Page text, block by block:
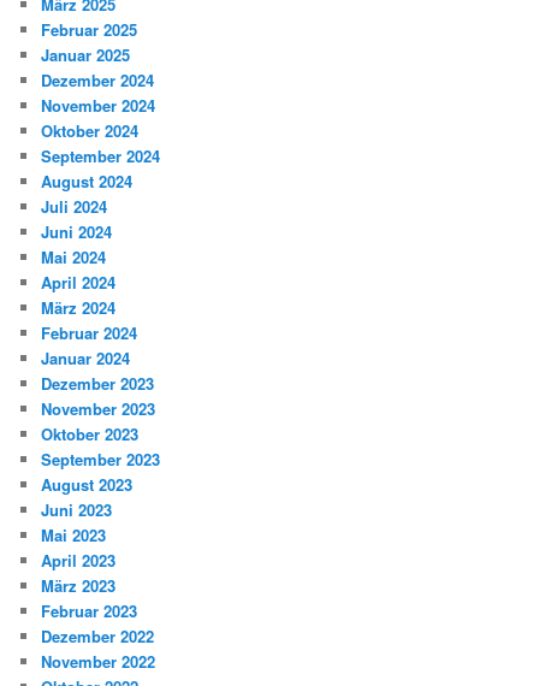
März 2025
Februar 2025
Januar 2025
Dezember 2024
November 2024
Oktober 2024
September 2024
August 2024
Juli 2024
Juni 2024
Mai 2024
April 2024
März 2024
Februar 2024
Januar 2024
Dezember 2023
November 2023
Oktober 2023
September 2023
August 2023
Juni 2023
Mai 2023
April 2023
März 2023
Februar 2023
Dezember 2022
November 2022